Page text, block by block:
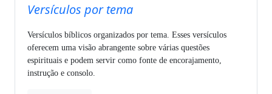
Versículos por tema
Versículos bíblicos organizados por tema. Esses versículos
oferecem uma visão abrangente sobre várias questões
espirituais e podem servir como fonte de encorajamento,
instrução e consolo.